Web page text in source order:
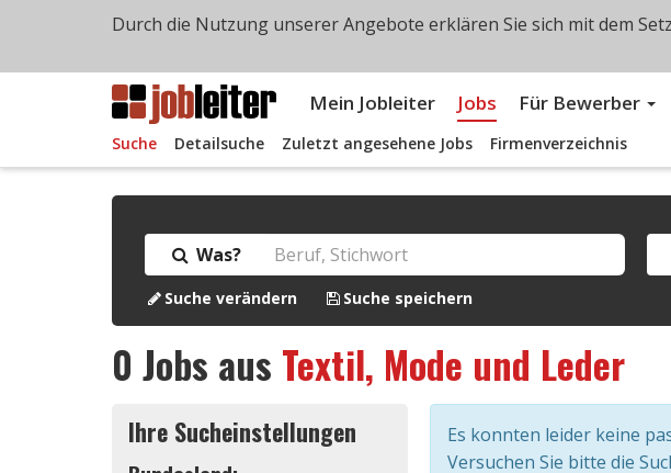
Mein Jobleiter Jobs Für Bewerber
Suche Detailsuche Zuletzt angesehene Jobs Firmenverzeichnis
Was?
Suche verändern Suche speichern
0 Jobs aus Textil, Mode und Leder
Ihre Sucheinstellungen
Es konnten leider keine
Versuchen Sie bitte die
Durch die Nutzung unserer Angebote erklären Sie sich mit dem